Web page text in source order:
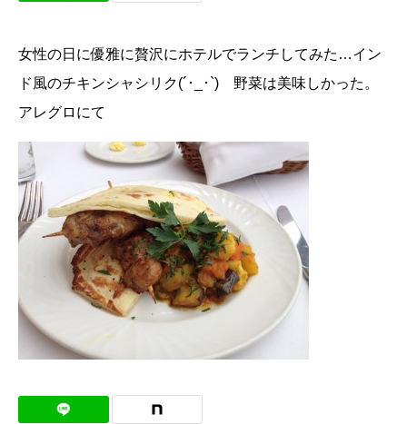
女性の日に優雅に贅沢にホテルでランチしてみた…イン
ド風のチキンシャシリク(´･_･`) 野菜は美味しかった。
アレグロにて